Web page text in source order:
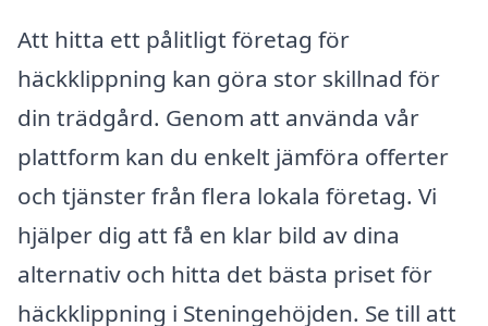
Att hitta ett pålitligt företag för
häckklippning kan göra stor skillnad för
din trädgård. Genom att använda vår
plattform kan du enkelt jämföra offerter
och tjänster från flera lokala företag. Vi
hjälper dig att få en klar bild av dina
alternativ och hitta det bästa priset för
häckklippning i Steningehöjden. Se till att